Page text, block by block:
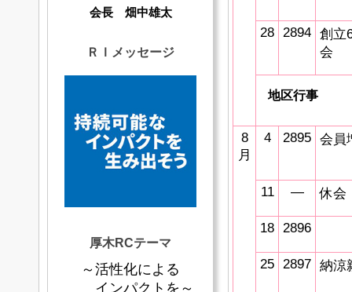
28 2894 創立
会
地区行事
8
月
4 2895 会員
11 ― 休会
18 2896
25 2897 納涼
会長 畑中雄太
ＲＩメッセージ
厚木RCテーマ
～活性化による
インパクトを～